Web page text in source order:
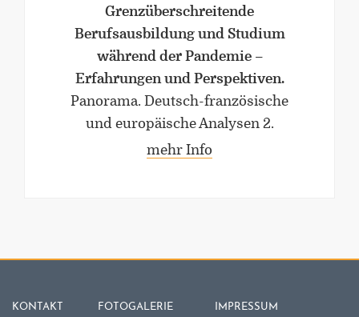
Grenzüberschreitende
Berufsausbildung und Studium
während der Pandemie –
Erfahrungen und Perspektiven.
Panorama. Deutsch-französische
und europäische Analysen 2.
mehr Info
KONTAKT FOTOGALERIE IMPRESSUM